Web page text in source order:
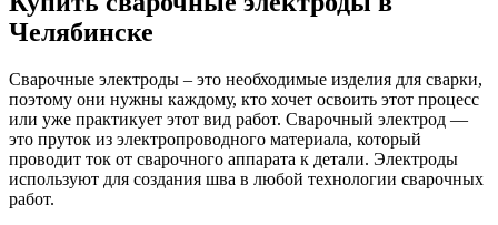
Челябинске
Сварочные электроды – это необходимые изделия для сварки,
поэтому они нужны каждому, кто хочет освоить этот процесс
или уже практикует этот вид работ. Сварочный электрод —
это пруток из электропроводного материала, который
проводит ток от сварочного аппарата к детали. Электроды
используют для создания шва в любой технологии сварочных
работ.